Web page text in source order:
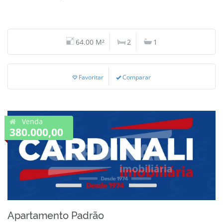
64.00 M² 2 1
Favoritar Comparar
Venda
380.000,00
Apartamento Padrão